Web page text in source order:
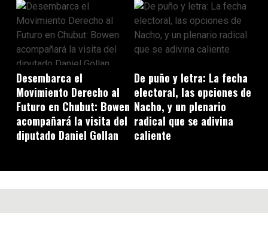
Desembarca el
Movimiento Derecho al
Futuro en Chubut: Bowen
acompañará la visita del
diputado Daniel Gollan
De puño y letra: La fecha
electoral, las opciones de
Nacho, y un plenario
radical que se adivina
caliente